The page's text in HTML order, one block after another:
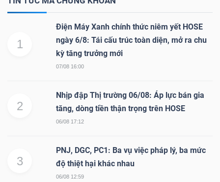
1
Điện Máy Xanh chính thức niêm yết HOSE
ngày 6/8: Tái cấu trúc toàn diện, mở ra chu
kỳ tăng trưởng mới
07/08 16:00
2
Nhịp đập Thị trường 06/08: Áp lực bán gia
tăng, dòng tiền thận trọng trên HOSE
06/08 17:12
3
PNJ, DGC, PC1: Ba vụ việc pháp lý, ba mức
độ thiệt hại khác nhau
06/08 12:59
của
tích